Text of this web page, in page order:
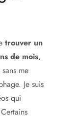
trouver un
de mois,
me
Je suis
qui